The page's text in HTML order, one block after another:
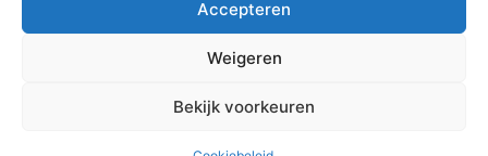
Accepteren
Weigeren
Bekijk voorkeuren
Contact Nieuwsbrief
In de media